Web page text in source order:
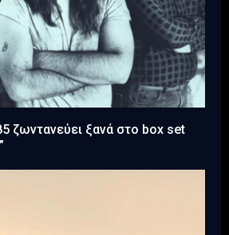
ζωντανεύει ξανά στο box set